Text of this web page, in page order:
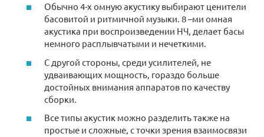
Обычно 4-х омную акустику выбирают ценители
басовитой и ритмичной музыки. 8 –ми омная
акустика при воспроизведении НЧ, делает басы
немного расплывчатыми и нечеткими.
С другой стороны, среди усилителей, не
удваивающих мощность, гораздо больше
достойных внимания аппаратов по качеству
сборки.
Все типы акустик можно разделить также на
простые и сложные, с точки зрения взаимосвязи